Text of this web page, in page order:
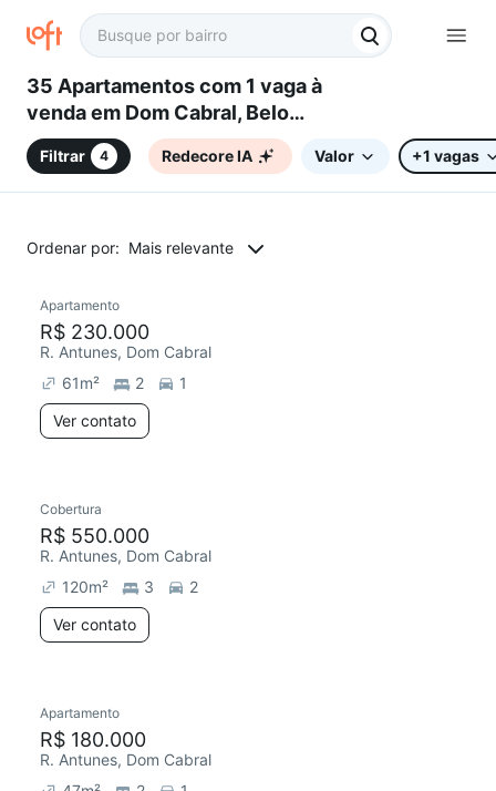
35 Apartamentos com 1 vaga à
venda em Dom Cabral, Belo
Horizonte, MG
Filtrar 4 Redecore IA Valor +1 vagas
Ordenar por: Mais relevante
Redecorar
Apartamento
R$ 230.000
R. Antunes, Dom Cabral
61m² 2
1
Ver contato
Chegou este mês
Cobertura
R$ 550.000
R. Antunes, Dom Cabral
120m² 3
2
Ver contato
Redecorar
Apartamento
R$ 180.000
R. Antunes, Dom Cabral